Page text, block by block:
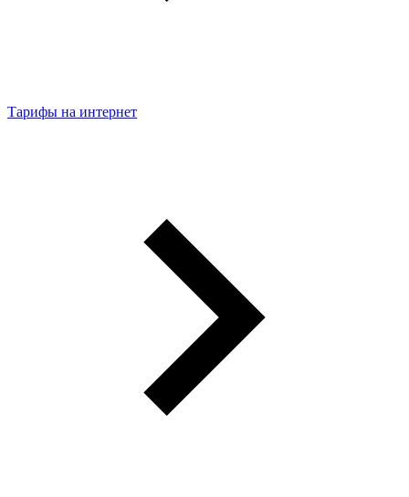
Тарифы на интернет